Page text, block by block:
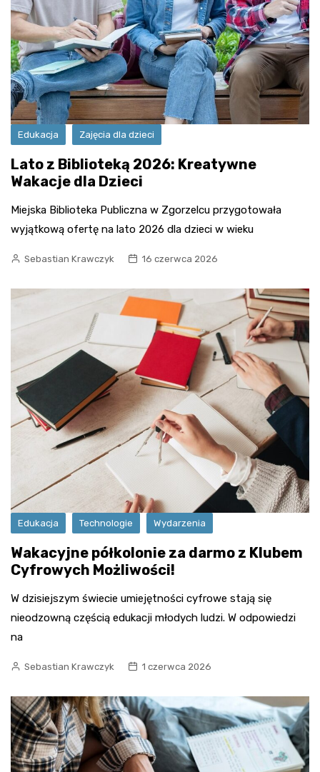
Edukacja Zajęcia dla dzieci
Lato z Biblioteką 2026: Kreatywne
Wakacje dla Dzieci
Miejska Biblioteka Publiczna w Zgorzelcu przygotowała
wyjątkową ofertę na lato 2026 dla dzieci w wieku
Sebastian Krawczyk 16 czerwca 2026
Edukacja Technologie Wydarzenia
Wakacyjne półkolonie za darmo z Klubem
Cyfrowych Możliwości!
W dzisiejszym świecie umiejętności cyfrowe stają się
nieodzowną częścią edukacji młodych ludzi. W odpowiedzi
na
Sebastian Krawczyk 1 czerwca 2026